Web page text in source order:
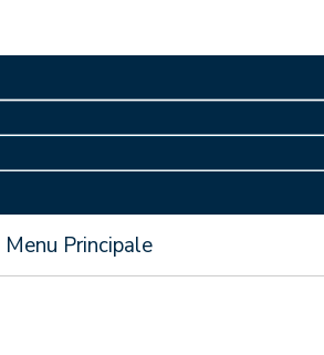
Menu Principale